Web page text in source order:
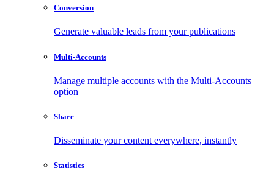
Conversion
Generate valuable leads from your publications
Multi-Accounts
Manage multiple accounts with the Multi-Accounts
option
Share
Disseminate your content everywhere, instantly
Statistics